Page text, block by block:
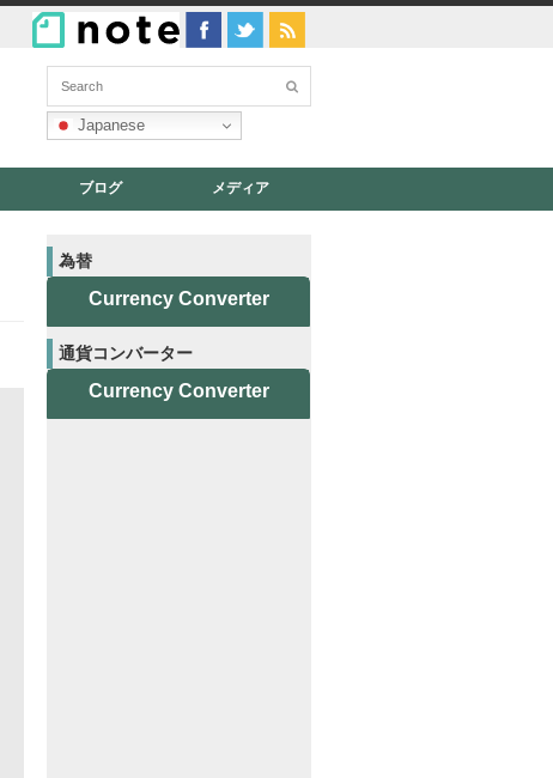
Japanese
ブログ メディア
為替
Currency Converter
通貨コンバーター
Currency Converter